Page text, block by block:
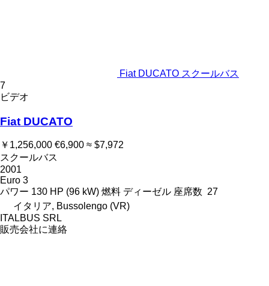
Fiat DUCATO スクールバス
7
ビデオ
Fiat DUCATO
￥1,256,000 €6,900 ≈ $7,972
スクールバス
2001
Euro 3
パワー 130 HP (96 kW) 燃料 ディーゼル 座席数 27
イタリア, Bussolengo (VR)
ITALBUS SRL
販売会社に連絡